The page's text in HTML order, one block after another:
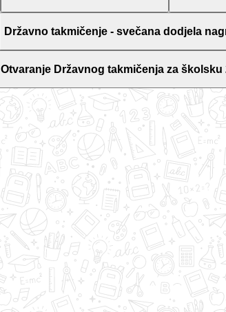
Državno takmičenje - svečana dodjela
Otvaranje Državnog takmičenja za školsku